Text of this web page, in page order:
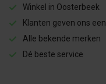
Winkel in Oosterbeek
Klanten geven ons een
Alle bekende merken
Dé beste service